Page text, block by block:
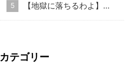
【地獄に落ちるわよ】衣装協力のお知らせ
カテゴリー